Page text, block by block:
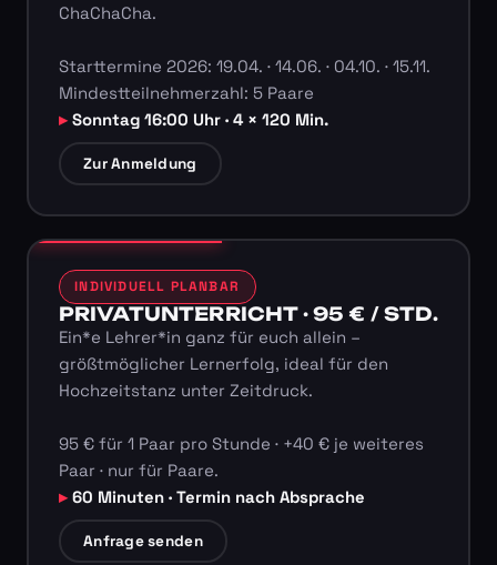
ChaChaCha.
Starttermine 2026: 19.04. · 14.06. · 04.10. · 15.11.
Mindestteilnehmerzahl: 5 Paare
Sonntag 16:00 Uhr · 4 × 120 Min.
Zur Anmeldung
INDIVIDUELL PLANBAR
PRIVATUNTERRICHT · 95 € / STD.
Ein*e Lehrer*in ganz für euch allein –
größtmöglicher Lernerfolg, ideal für den
Hochzeitstanz unter Zeitdruck.
95 € für 1 Paar pro Stunde · +40 € je weiteres
Paar · nur für Paare.
60 Minuten · Termin nach Absprache
Anfrage senden